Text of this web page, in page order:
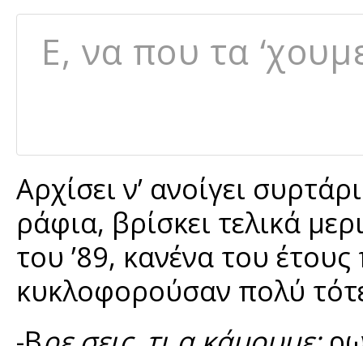
Ε, να που τα
Αρχίσει ν’ ανοίγει
ράφια, βρίσκει τελικά
του ’89, κανένα του
κυκλοφορούσαν πολύ